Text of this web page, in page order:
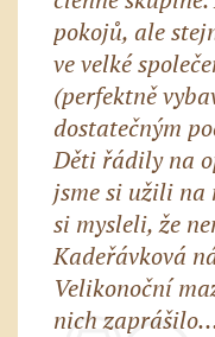
pokojů, ale
ve velké
(perfektně
dostatečným
Děti řádily na
jsme si užili na
si mysleli, že
Kadeřávková
Velikonoční
nich